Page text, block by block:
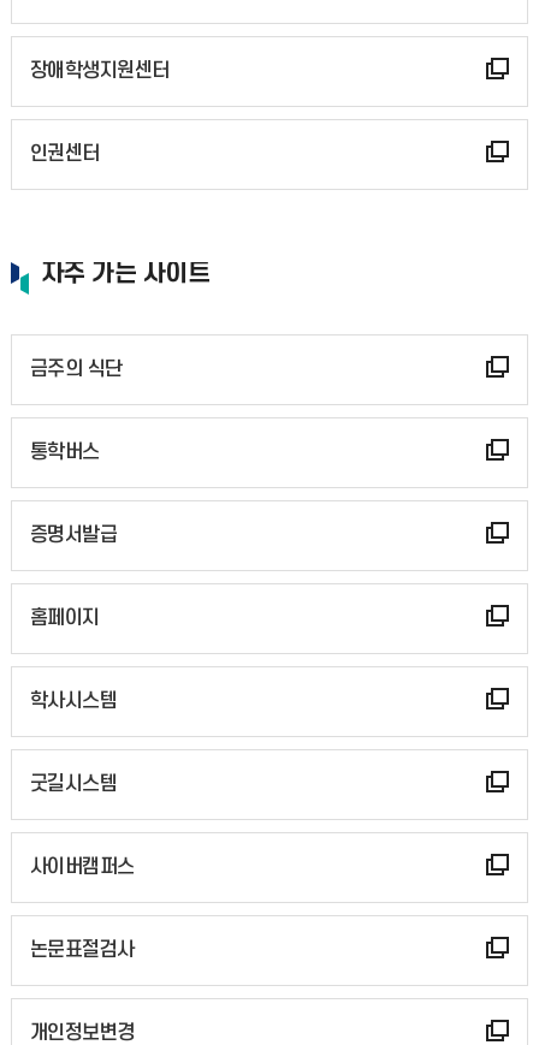
장애학생지원센터
인권센터
자주 가는 사이트
금주의 식단
통학버스
증명서발급
홈페이지
학사시스템
굿길시스템
사이버캠퍼스
논문표절검사
개인정보변경